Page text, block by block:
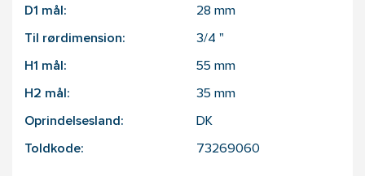
D1 mål: 28 mm
Til rørdimension: 3/4 "
H1 mål: 55 mm
H2 mål: 35 mm
Oprindelsesland: DK
Toldkode: 73269060